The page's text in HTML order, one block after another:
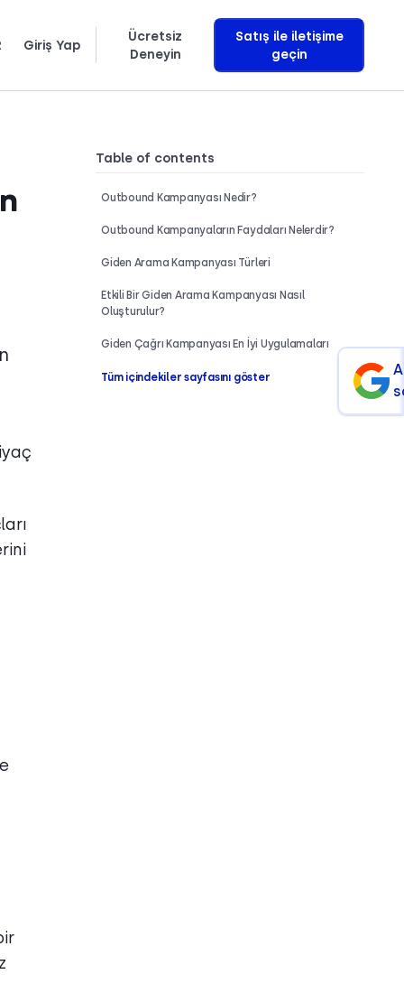
Giriş Yap
Ücretsiz
Deneyin
Satış ile iletişime
geçin
Table of contents
Outbound Kampanyası Nedir?
Outbound Kampanyaların Faydaları Nelerdir?
Giden Arama Kampanyası Türleri
Etkili Bir Giden Arama Kampanyası Nasıl
Oluşturulur?
Giden Çağrı Kampanyası En İyi Uygulamaları
Tüm içindekiler sayfasını göster